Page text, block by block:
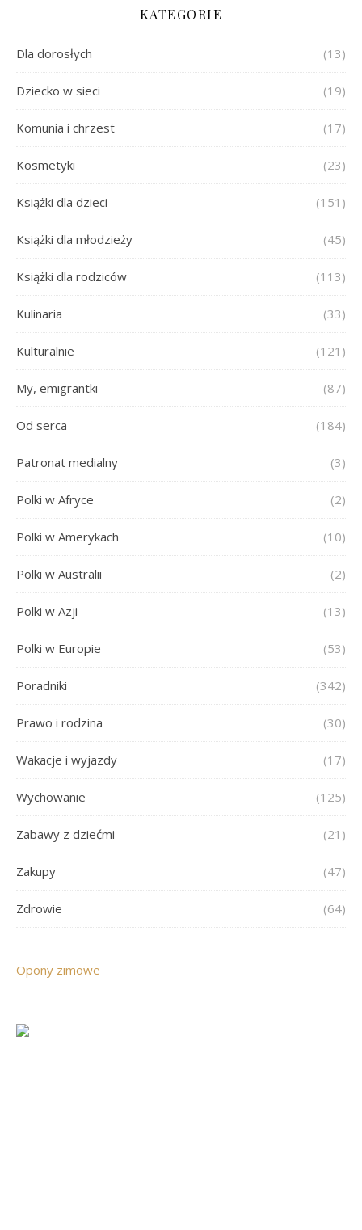
KATEGORIE
Dla dorosłych (13)
Dziecko w sieci (19)
Komunia i chrzest (17)
Kosmetyki (23)
Książki dla dzieci (151)
Książki dla młodzieży (45)
Książki dla rodziców (113)
Kulinaria (33)
Kulturalnie (121)
My, emigrantki (87)
Od serca (184)
Patronat medialny (3)
Polki w Afryce (2)
Polki w Amerykach (10)
Polki w Australii (2)
Polki w Azji (13)
Polki w Europie (53)
Poradniki (342)
Prawo i rodzina (30)
Wakacje i wyjazdy (17)
Wychowanie (125)
Zabawy z dziećmi (21)
Zakupy (47)
Zdrowie (64)
Opony zimowe